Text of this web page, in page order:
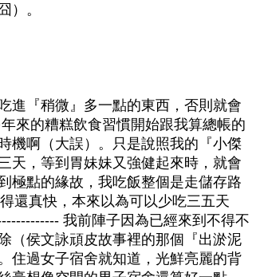
）。
進『稍微』多一點的東西，否則就會
來的糟糕飲食習慣開始跟我算總帳的
機啊（大誤）。只是說照我的『小傑
天，等到胃妹妹又強健起來時，就會
點的緣故，我吃飯整個是走儲存路
還真快，本來以為可以少吃三五天
我前陣子因為已經來到不得不
（侯文詠頑皮故事裡的那個『出淤泥
住過女子宿舍就知道，光鮮亮麗的背